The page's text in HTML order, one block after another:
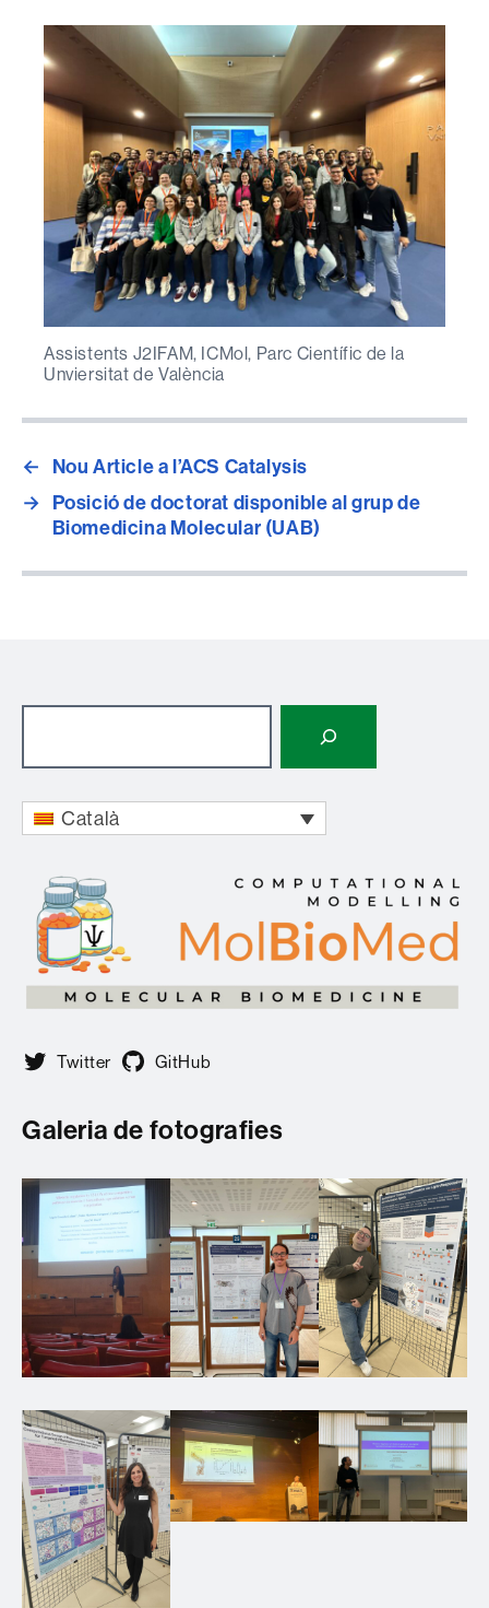
Assistents J2IFAM, ICMol, Parc Científic de la
Unviersitat de València
←
Nou Article a l’ACS Catalysis
→ Posició de doctorat disponible al grup de
Biomedicina Molecular (UAB)
Cerca
Català
Twitter GitHub
Galeria de fotografies